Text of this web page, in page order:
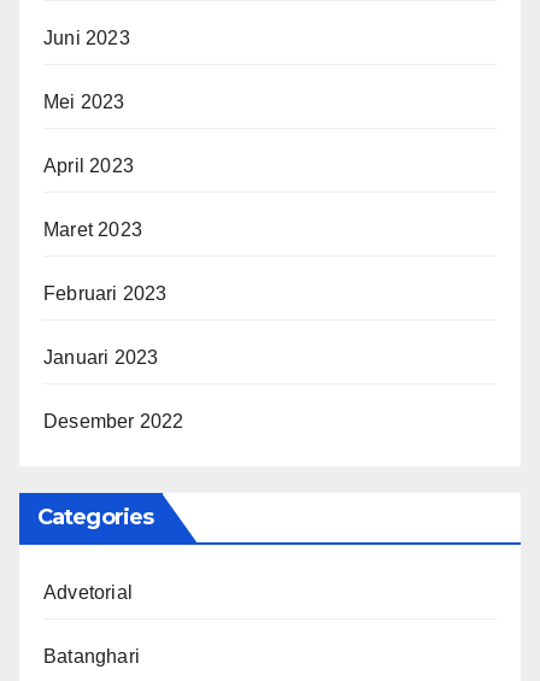
Juni 2023
Mei 2023
April 2023
Maret 2023
Februari 2023
Januari 2023
Desember 2022
Categories
Advetorial
Batanghari